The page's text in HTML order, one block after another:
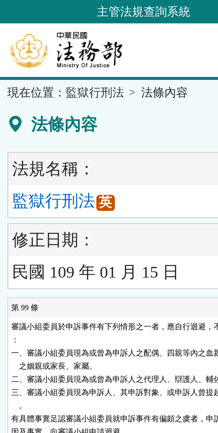
到
要
內
容
區
主管法規查詢系統
現在位置： 監獄行刑法 法條內容
法條內容
法規名稱：
監獄行刑法 英
修正日期：
民國 109 年 01 月 15 日
第 99 條
審議小組委員於申訴事件有下列情形之一者，應自行迴避，
：
一、審議小組委員現為或曾為申訴人之配偶、四親等內之血
    之姻親或家長、家屬。
二、審議小組委員現為或曾為申訴人之代理人、辯護人、輔
三、審議小組委員現為申訴人、其申訴對象、或申訴人曾提
    。
有具體事實足認審議小組委員就申訴事件有偏頗之虞者，申